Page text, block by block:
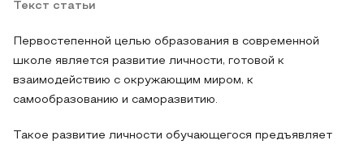
Текст статьи
Первостепенной целью образования в современной
школе является развитие личности, готовой к
взаимодействию с окружающим миром, к
самообразованию и саморазвитию.
Такое развитие личности обучающегося предъявляет